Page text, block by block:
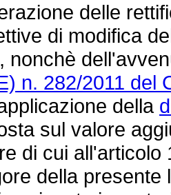
delle
di modifica
nonchè
n. 282/2011 del
della
sul valore
di cui
della